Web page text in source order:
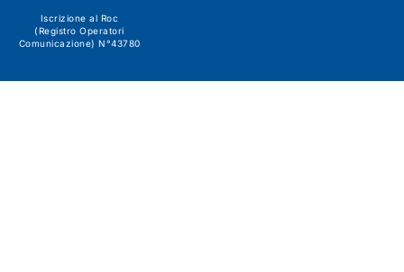
Iscrizione al Roc
(Registro Operatori
Comunicazione) N°43780